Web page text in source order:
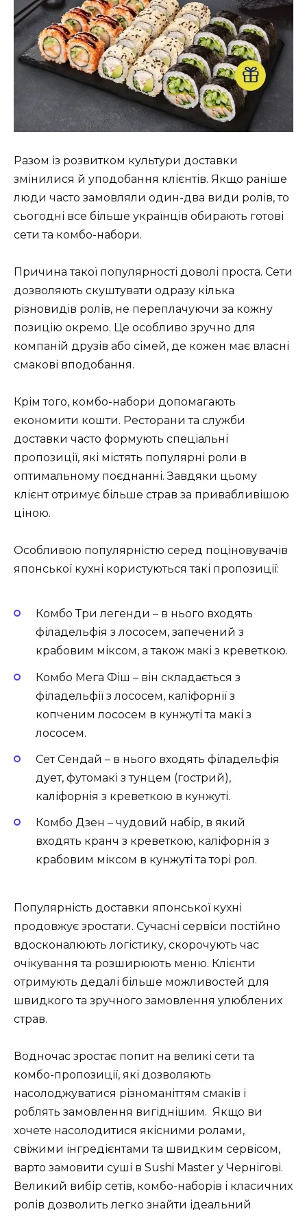
Разом із розвитком культури доставки
змінилися й уподобання клієнтів. Якщо раніше
люди часто замовляли один-два види ролів, то
сьогодні все більше українців обирають готові
сети та комбо-набори.
Причина такої популярності доволі проста. Сети
дозволяють скуштувати одразу кілька
різновидів ролів, не переплачуючи за кожну
позицію окремо. Це особливо зручно для
компаній друзів або сімей, де кожен має власні
смакові вподобання.
Крім того, комбо-набори допомагають
економити кошти. Ресторани та служби
доставки часто формують спеціальні
пропозиції, які містять популярні роли в
оптимальному поєднанні. Завдяки цьому
клієнт отримує більше страв за привабливішою
ціною.
Особливою популярністю серед поціновувачів
японської кухні користуються такі пропозиції:
Комбо Три легенди – в нього входять
філадельфія з лососем, запечений з
крабовим міксом, а також макі з креветкою.
Комбо Мега Фіш – він складається з
філадельфії з лососем, каліфорнії з
копченим лососем в кунжуті та макі з
лососем.
Сет Сендай – в нього входять філадельфія
дует, футомакі з тунцем (гострий),
каліфорнія з креветкою в кунжуті.
Комбо Дзен – чудовий набір, в який
входять кранч з креветкою, каліфорнія з
крабовим міксом в кунжуті та торі рол.
Популярність доставки японської кухні
продовжує зростати. Сучасні сервіси постійно
вдосконалюють логістику, скорочують час
очікування та розширюють меню. Клієнти
отримують дедалі більше можливостей для
швидкого та зручного замовлення улюблених
страв.
Водночас зростає попит на великі сети та
комбо-пропозиції, які дозволяють
насолоджуватися різноманіттям смаків і
роблять замовлення вигіднішим. Якщо ви
хочете насолодитися якісними ролами,
свіжими інгредієнтами та швидким сервісом,
варто замовити суші в Sushi Master у Чернігові.
Великий вибір сетів, комбо-наборів і класичних
ролів дозволить легко знайти ідеальний